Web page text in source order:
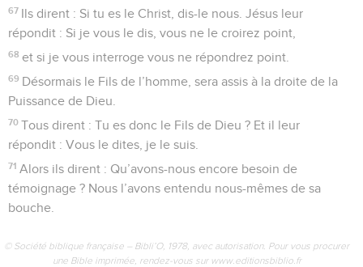
67 Ils dirent : Si tu es le Christ, dis-le nous. Jésus leur
répondit : Si je vous le dis, vous ne le croirez point,
68 et si je vous interroge vous ne répondrez point.
69 Désormais le Fils de l’homme, sera assis à la droite de la
Puissance de Dieu.
70 Tous dirent : Tu es donc le Fils de Dieu ? Et il leur
répondit : Vous le dites, je le suis.
71 Alors ils dirent : Qu’avons-nous encore besoin de
témoignage ? Nous l’avons entendu nous-mêmes de sa
bouche.
© Société biblique française – Bibli’O, 1978, avec autorisation. Pour vous procurer
une Bible imprimée, rendez-vous sur www.editionsbiblio.fr